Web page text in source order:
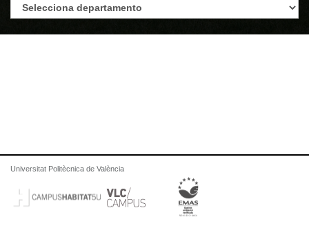
Universitat Politècnica de València